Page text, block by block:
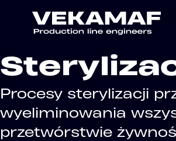
Procesy sterylizacji
wyeliminowania
przetwórstwie